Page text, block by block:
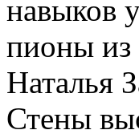
навыков
пионы из
Наталья
Стены